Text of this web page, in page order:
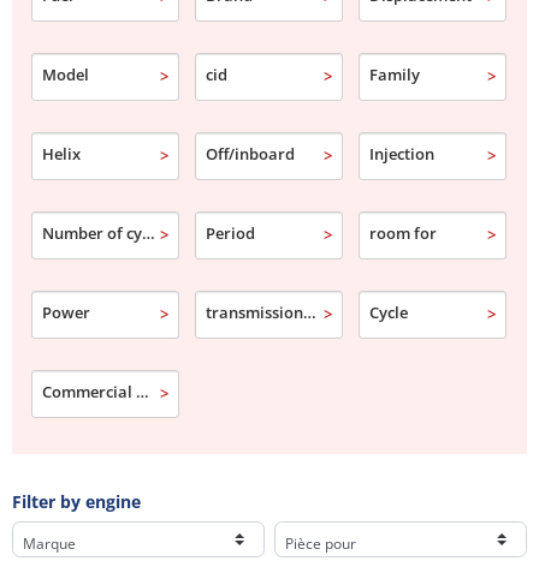
Model cid Family
Helix Off/inboard Injection
Number of cylinder Period room for
Power transmission type Cycle
Commercial designation
Filter by engine
Marque Pièce pour